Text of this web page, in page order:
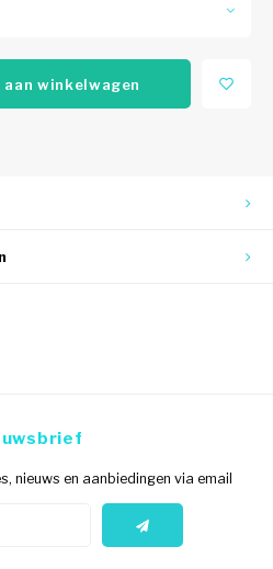
aan winkelwagen
nieuws en aanbiedingen via email